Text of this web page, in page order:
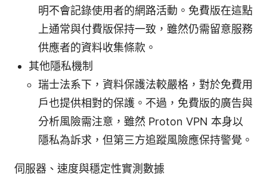
明不會記錄使用者的網路活動。免費版在這點
上通常與付費版保持一致，雖然仍需留意服務
供應者的資料收集條款。
其他隱私機制
瑞士法系下，資料保護法較嚴格，對於免費用
戶也提供相對的保護。不過，免費版的廣告與
分析風險需注意，雖然 Proton VPN 本身以
隱私為訴求，但第三方追蹤風險應保持警覺。
伺服器、速度與穩定性實測數據